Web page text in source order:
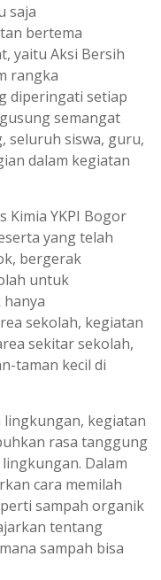
saja
bertema
yaitu Aksi Bersih
rangka
diperingati setiap
semangat
seluruh siswa, guru,
dalam kegiatan
Kimia YKPI Bogor
yang telah
bergerak
untuk
sekolah, kegiatan
sekitar sekolah,
taman kecil di
kegiatan
rasa tanggung
Dalam
cara memilah
sampah organik
tentang
sampah bisa